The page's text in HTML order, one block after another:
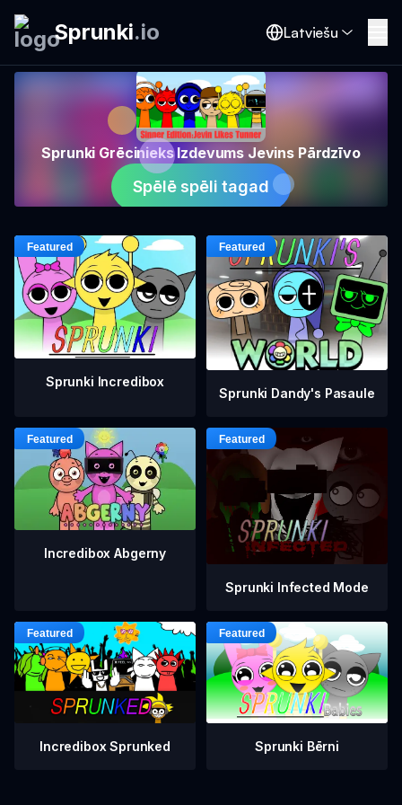
Sprunki.io Latviešu
Sprunki Grēcinieks Izdevums Jevins Pārdzīvo
Spēlē spēli tagad
Sprunki Incredibox
Sprunki Dandy's Pasaule
Incredibox Abgerny
Sprunki Infected Mode
Incredibox Sprunked Sprunki Bērni